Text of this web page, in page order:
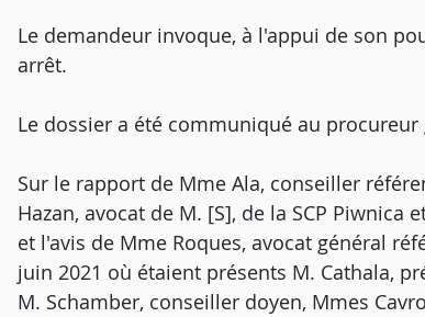
Le demandeur invoque, à l'appui de son
arrêt.
Le dossier a été communiqué au procureur
Sur le rapport de Mme Ala, conseiller
Hazan, avocat de M. [S], de la SCP
et l'avis de Mme Roques, avocat général
juin 2021 où étaient présents M. Cathala,
M. Schamber, conseiller doyen, Mmes